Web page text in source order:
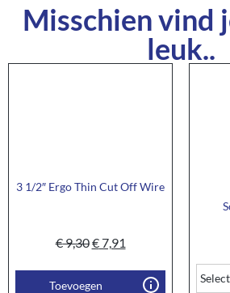
Misschien vind
leuk..
3 1/2″ Ergo Thin Cut Off Wire
€9,30€7,91
Toevoegen